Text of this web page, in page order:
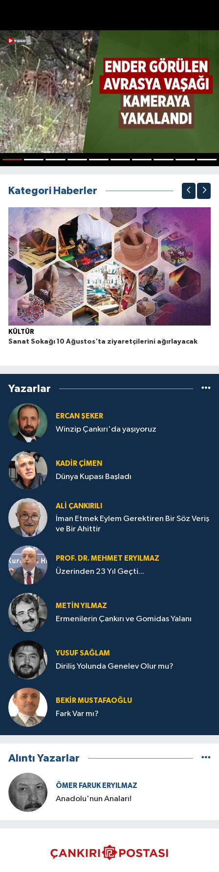
Kategori Haberler
KÜLTÜR
Sanat Sokağı 10 Ağustos'ta ziyaretçilerini ağırlayacak
Yazarlar
ERCAN ŞEKER
Winzip Çankırı'da yaşıyoruz
KADIR ÇIMEN
Dünya Kupası Başladı
ALI ÇANKIRILI
İman Etmek Eylem Gerektiren Bir Söz Veriş
ve Bir Ahittir
PROF. DR. MEHMET ERYILMAZ
Üzerinden 23 Yıl Geçti...
METIN YILMAZ
Ermenilerin Çankırı ve Gomidas Yalanı
YUSUF SAĞLAM
Diriliş Yolunda Genelev Olur mu?
BEKIR MUSTAFAOĞLU
Fark Var mı?
Alıntı Yazarlar
ÖMER FARUK ERYILMAZ
Anadolu'nun Anaları!